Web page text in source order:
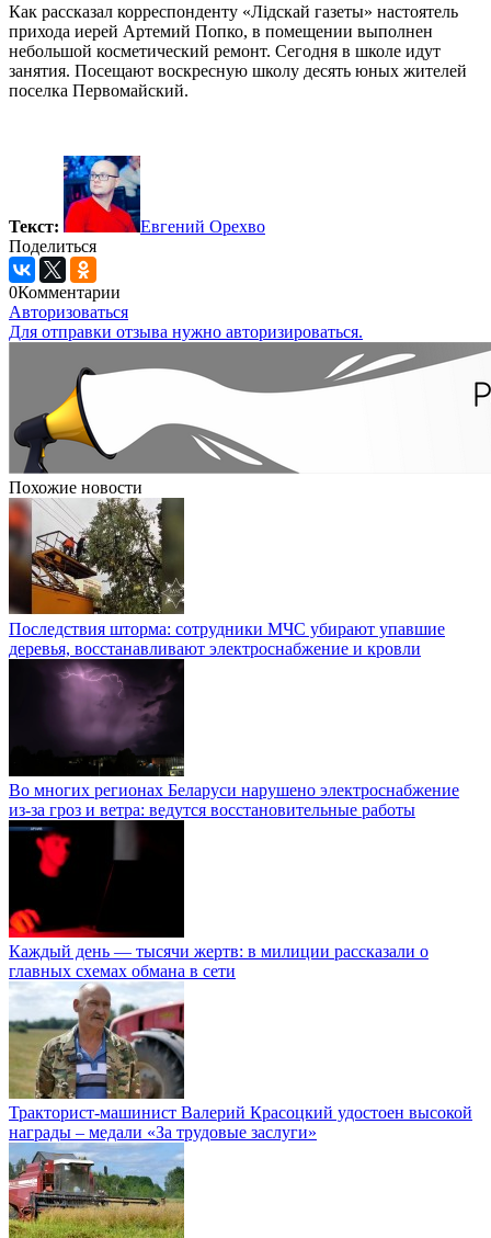
Как рассказал корреспонденту «Лідскай газеты» настоятель
прихода иерей Артемий Попко, в помещении выполнен
небольшой косметический ремонт. Сегодня в школе идут
занятия. Посещают воскресную школу десять юных жителей
поселка Первомайский.
Текст:
Евгений Орехво
Поделиться
0Комментарии
Авторизоваться
Для отправки отзыва нужно авторизироваться.
Похожие новости
Последствия шторма: сотрудники МЧС убирают упавшие
деревья, восстанавливают электроснабжение и кровли
Во многих регионах Беларуси нарушено электроснабжение
из-за гроз и ветра: ведутся восстановительные работы
Каждый день — тысячи жертв: в милиции рассказали о
главных схемах обмана в сети
Тракторист-машинист Валерий Красоцкий удостоен высокой
награды – медали «За трудовые заслуги»